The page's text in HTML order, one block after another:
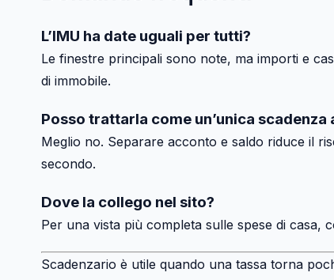
L’IMU ha date uguali per tutti?
Le finestre principali sono note, ma importi e
di immobile.
Posso trattarla come un’unica scadenza
Meglio no. Separare acconto e saldo riduce il
secondo.
Dove la collego nel sito?
Per una vista più completa sulle spese di casa,
Scadenzario è utile quando una tassa torna